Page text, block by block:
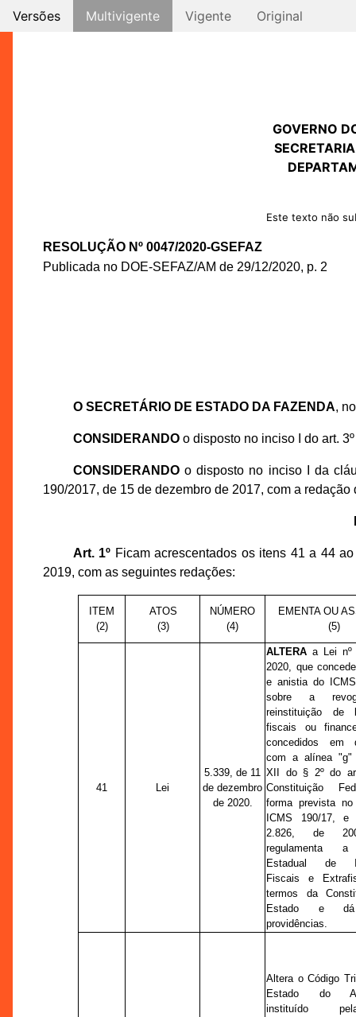
Versões Multivigente Vigente Original
GOVERNO
Este texto não
RESOLUÇÃO Nº 0047/2020-GSEFAZ
Publicada no DOE-SEFAZ/AM de 29/12/2020, p. 2
O SECRETÁRIO DE ESTADO DA FAZENDA,
CONSIDERANDOo disposto no inciso I do art.
CONSIDERANDOo disposto no inciso I da
190/2017, de 15 de dezembro de 2017, com a
Art. 1º Ficam acrescentados os itens 41 a 44
2019, com as seguintes redações:
ITEM
(2)
ATOS
(3)
NÚMERO
(4)
EMENTA OU
(5)
41 Lei
5.339, de 11
de dezembro
de 2020.
ALTERA a Lei nº
2020, que
e anistia do
sobre a
reinstituição de
fiscais ou
concedidos em
com a alínea "g"
XII do § 2º do
Constituição
forma prevista no
ICMS 190/17,
2.826, de
regulamenta
Estadual de
Fiscais e
termos da
Estado e
providências.
Altera o Código
Estado do
instituído